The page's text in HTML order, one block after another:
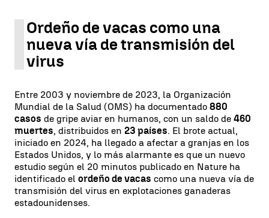
Ordeño de vacas como una
nueva vía de transmisión del
virus
Entre 2003 y noviembre de 2023, la Organización
Mundial de la Salud (OMS) ha documentado 880
casos de gripe aviar en humanos, con un saldo de 460
muertes, distribuidos en 23 países. El brote actual,
iniciado en 2024, ha llegado a afectar a granjas en los
Estados Unidos, y lo más alarmante es que un nuevo
estudio según el 20 minutos publicado en Nature ha
identificado el ordeño de vacas como una nueva vía de
transmisión del virus en explotaciones ganaderas
estadounidenses.